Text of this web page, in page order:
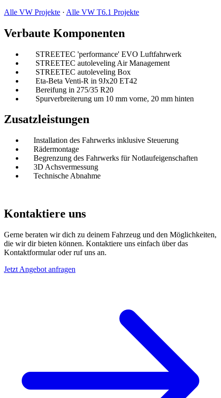
Alle VW Projekte · Alle VW T6.1 Projekte
Verbaute Komponenten
STREETEC 'performance' EVO Luftfahrwerk
STREETEC autoleveling Air Management
STREETEC autoleveling Box
Eta-Beta Venti-R in 9Jx20 ET42
Bereifung in 275/35 R20
Spurverbreiterung um 10 mm vorne, 20 mm hinten
Zusatzleistungen
Installation des Fahrwerks inklusive Steuerung
Rädermontage
Begrenzung des Fahrwerks für Notlaufeigenschaften
3D Achsvermessung
Technische Abnahme
Kontaktiere uns
Gerne beraten wir dich zu deinem Fahrzeug und den Möglichkeiten,
die wir dir bieten können. Kontaktiere uns einfach über das
Kontaktformular oder ruf uns an.
Jetzt Angebot anfragen